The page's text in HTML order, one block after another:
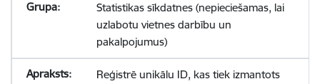
Statistikas sīkdatnes (nepieciešamas, lai
uzlabotu vietnes darbību un
pakalpojumus)
Reģistrē unikālu ID, kas tiek izmantots